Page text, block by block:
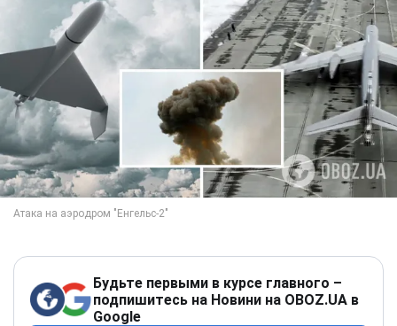
Будьте первыми в курсе главного –
подпишитесь на Новини на OBOZ.UA в
Google